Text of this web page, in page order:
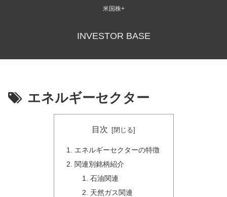
米国株+
INVESTOR BASE
エネルギーセクター
目次
エネルギーセクターの特徴
関連別銘柄紹介
石油関連
天然ガス関連